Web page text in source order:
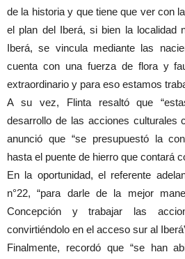
de la historia y que tiene que ver con
el plan del Iberá, si bien la localidad
Iberá, se vincula mediante las
cuenta con una fuerza de flora y
extraordinario y para eso estamos
A su vez, Flinta resaltó que
desarrollo de las acciones culturales
anunció que “se presupuestó la
hasta el puente de hierro que contará
En la oportunidad, el referente
n°22, “para darle de la mejor
Concepción y trabajar las
convirtiéndolo en el acceso sur al
Finalmente, recordó que “se han